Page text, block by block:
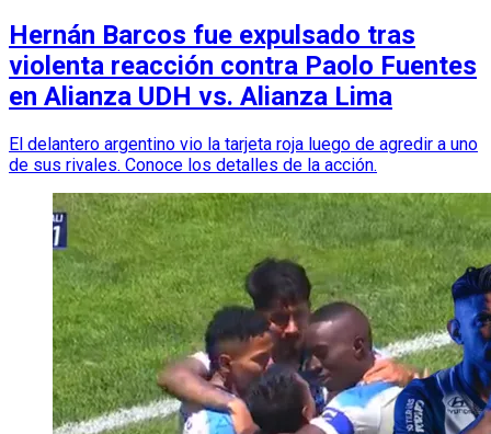
Hernán Barcos fue expulsado tras
violenta reacción contra Paolo Fuentes
en Alianza UDH vs. Alianza Lima
El delantero argentino vio la tarjeta roja luego de agredir a uno
de sus rivales. Conoce los detalles de la acción.